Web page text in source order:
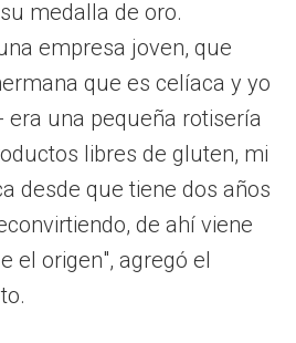
medalla de oro.
empresa joven, que
que es celíaca y yo
era una pequeña rotisería
libres de gluten, mi
desde que tiene dos años
de ahí viene
el origen", agregó el